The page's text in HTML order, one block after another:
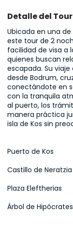
Detalle del Tour
Ubicada en una de
este tour de 2
facilidad de visa a
quienes buscan
escapada. Su
desde Bodrum,
conectándote en
con la tranquila
al puerto, los
manera práctica
isla de Kos sin
Puerto de Kos
Castillo de
Plaza Eleftherias
Árbol de